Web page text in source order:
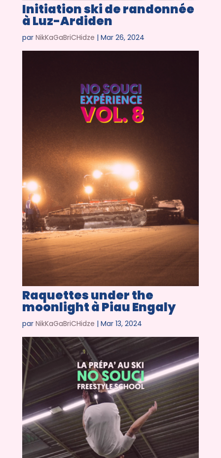
Initiation ski de randonnée
à Luz-Ardiden
par NikKaGaBriCHidze | Mar 26, 2024
Raquettes under the
moonlight à Piau Engaly
par NikKaGaBriCHidze | Mar 13, 2024